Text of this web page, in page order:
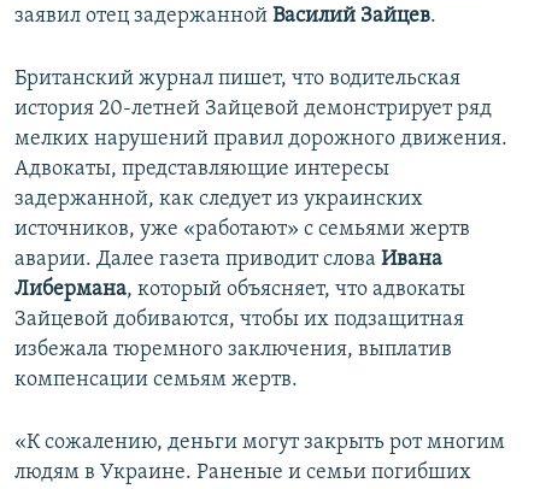
заявил отец задержанной Василий Зайцев.
Британский журнал пишет, что водительская
история 20-летней Зайцевой демонстрирует ряд
мелких нарушений правил дорожного движения.
Адвокаты, представляющие интересы
задержанной, как следует из украинских
источников, уже «работают» с семьями жертв
аварии. Далее газета приводит слова Ивана
Либермана, который объясняет, что адвокаты
Зайцевой добиваются, чтобы их подзащитная
избежала тюремного заключения, выплатив
компенсации семьям жертв.
«К сожалению, деньги могут закрыть рот многим
людям в Украине. Раненые и семьи погибших